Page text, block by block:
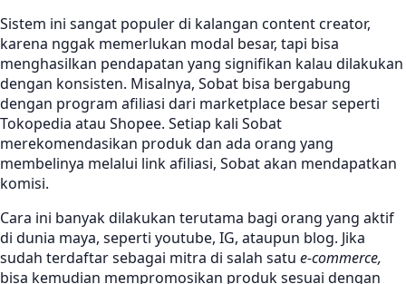
Sistem ini sangat populer di kalangan content creator,
karena nggak memerlukan modal besar, tapi bisa
menghasilkan pendapatan yang signifikan kalau dilakukan
dengan konsisten. Misalnya, Sobat bisa bergabung
dengan program afiliasi dari marketplace besar seperti
Tokopedia atau Shopee. Setiap kali Sobat
merekomendasikan produk dan ada orang yang
membelinya melalui link afiliasi, Sobat akan mendapatkan
komisi.
Cara ini banyak dilakukan terutama bagi orang yang aktif
di dunia maya, seperti youtube, IG, ataupun blog. Jika
sudah terdaftar sebagai mitra di salah satu e-commerce,
bisa kemudian mempromosikan produk sesuai dengan